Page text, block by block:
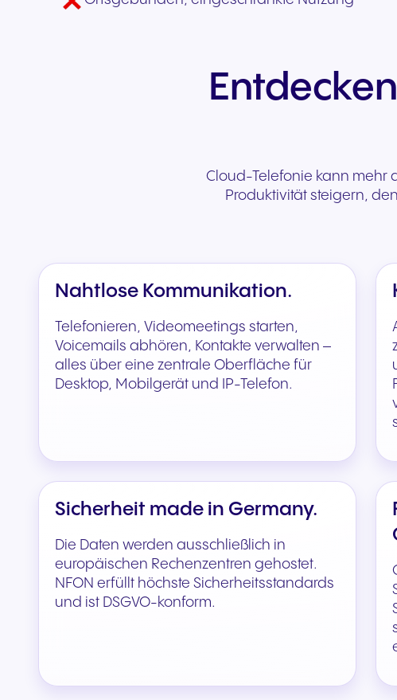
Cloud-Telefonie kann mehr
Produktivität steigern,
Nahtlose Kommunikation.
Telefonieren, Videomeetings starten,
Voicemails abhören, Kontakte verwalten –
alles über eine zentrale Oberfläche für
Desktop, Mobilgerät und IP-Telefon.
Sicherheit made in Germany.
Die Daten werden ausschließlich in
europäischen Rechenzentren gehostet.
NFON erfüllt höchste Sicherheitsstandards
und ist DSGVO-konform.